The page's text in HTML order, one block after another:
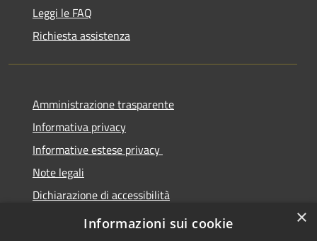
Leggi le FAQ
Richiesta assistenza
Amministrazione trasparente
Informativa privacy
Informative estese privacy
Note legali
Dichiarazione di accessibilità
Obbiettivi di Accessibilità
×
Informazioni sui cookie